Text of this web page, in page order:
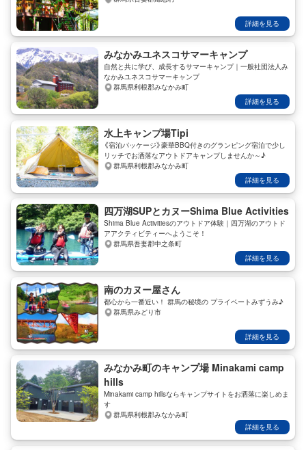
詳細を見る
みなかみユネスコサマーキャンプ
自然と共に学び、成長するサマーキャンプ｜一般社団法人み
なかみユネスコサマーキャンプ
群馬県利根郡みなかみ町
詳細を見る
水上キャンプ場Tipi
《宿泊パッケージ》豪華BBQ付きのグランピング宿泊で少し
リッチでお洒落なアウトドアキャンプしませんか～♪
群馬県利根郡みなかみ町
詳細を見る
四万湖SUPとカヌーShima Blue Activities
Shima Blue Activitiesのアウトドア体験｜四万湖のアウトド
アアクティビティーへようこそ！
群馬県吾妻郡中之条町
詳細を見る
南のカヌー屋さん
都心から一番近い！ 群馬の秘境の プライベートみずうみ♪
群馬県みどり市
詳細を見る
みなかみ町のキャンプ場 Minakami camp
hills
Minakami camp hillsならキャンプサイトをお洒落に楽しめま
す
群馬県利根郡みなかみ町
詳細を見る